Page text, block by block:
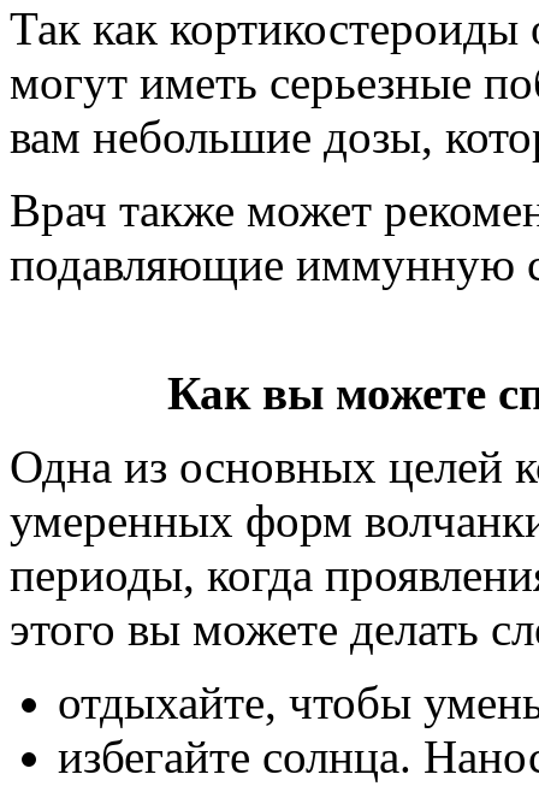
Так как
могут иметь серьезные
вам небольшие дозы,
Врач также может
подавляющие иммунную
Как вы можете
Одна из основных целей
умеренных форм
периоды, когда
этого вы можете делать
отдыхайте, чтобы
избегайте солнца.